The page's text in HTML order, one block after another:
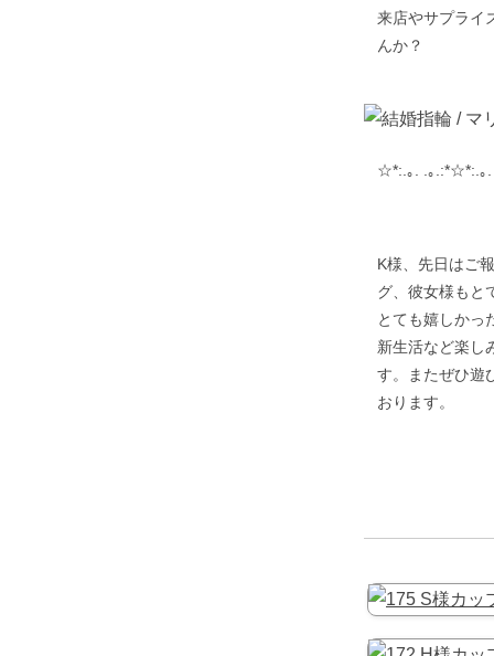
来店やサプライ
んか？
☆*:.｡. .｡.:*☆*:.｡
K様、先日はご
グ、彼女様もと
とても嬉しかっ
新生活など楽し
す。またぜひ遊
おります。